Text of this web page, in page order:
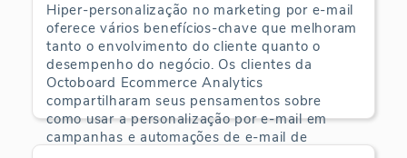
Hiper-personalização no marketing por e-mail
oferece vários benefícios-chave que melhoram
tanto o envolvimento do cliente quanto o
desempenho do negócio. Os clientes da
Octoboard Ecommerce Analytics
compartilharam seus pensamentos sobre
como usar a personalização por e-mail em
campanhas e automações de e-mail de